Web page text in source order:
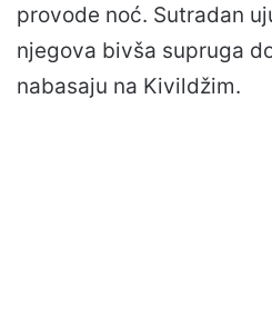
provode noć. Sutradan
njegova bivša supruga
nabasaju na Kivildžim.